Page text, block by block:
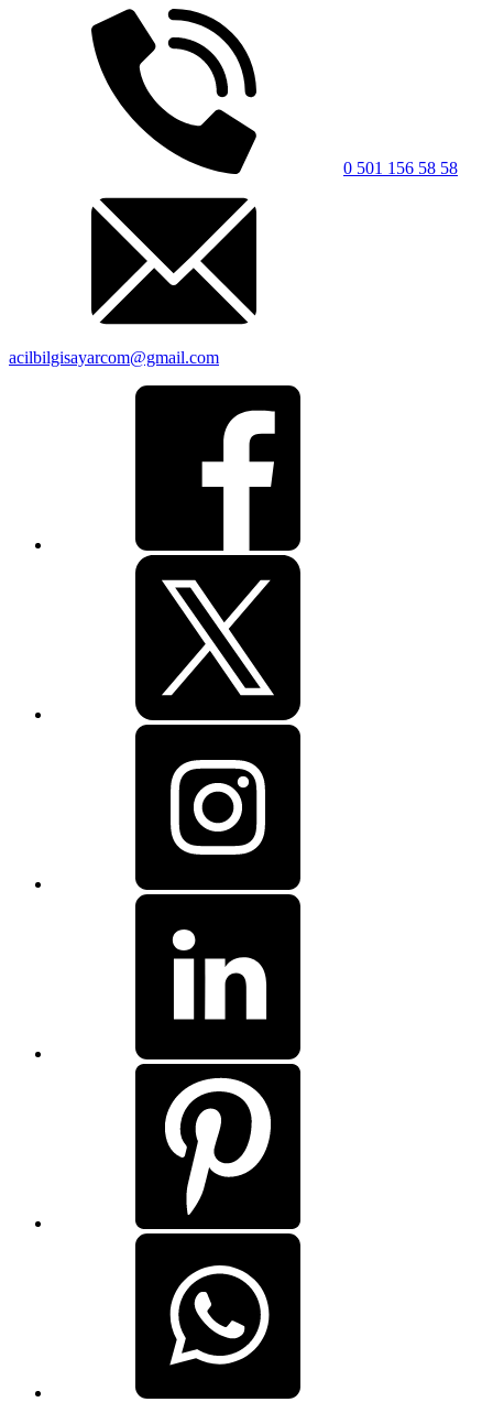
0 501 156 58 58
acilbilgisayarcom@gmail.com